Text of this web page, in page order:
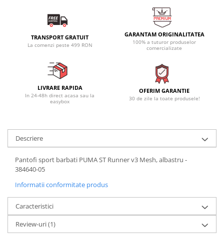
TRANSPORT GRATUIT
La comenzi peste 499 RON
GARANTAM ORIGINALITATEA
100% a tuturor produselor
comercializate
LIVRARE RAPIDA
In 24-48h direct acasa sau la
easybox
OFERIM GARANTIE
30 de zile la toate produsele!
Descriere
Pantofi sport barbati PUMA ST Runner v3 Mesh, albastru -
384640-05
Informatii conformitate produs
Caracteristici
Review-uri(1)